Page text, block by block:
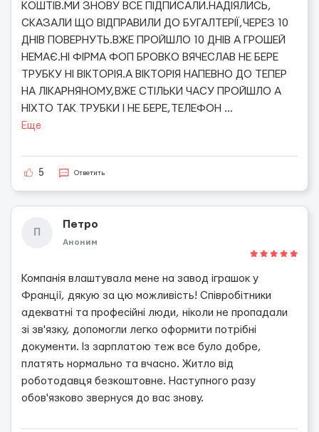
КОШТІВ.МИ ЗНОВУ ВСЕ ПІДПИСАЛИ.НАДІЯЛИСЬ,
СКАЗАЛИ ЩО ВІДПРАВИЛИ ДО БУГАЛТЕРІЇ,ЧЕРЕЗ 10
ДНІВ ПОВЕРНУТЬ.ВЖЕ ПРОЙШЛО 10 ДНІВ А ГРОШЕЙ
НЕМАЄ.НІ ФІРМА ФОП БРОВКО ВЯЧЕСЛАВ НЕ БЕРЕ
ТРУБКУ НІ ВІКТОРІЯ.А ВІКТОРІЯ НАПЕВНО ДО ТЕПЕР
НА ЛІКАРНЯНОМУ,ВЖЕ СТІЛЬКИ ЧАСУ ПРОЙШЛО А
НІХТО ТАК ТРУБКИ І НЕ БЕРЕ,ТЕЛЕФОН ...
Еще
5 Ответить
П
Петро
Аноним
Компанія влаштувала мене на завод іграшок у
Франції, дякую за цю можливість! Співробітники
адекватні та професійні люди, ніколи не пропадали
зі зв'язку, допомогли легко оформити потрібні
документи. Із зарплатою теж все було добре,
платять нормально та вчасно. Житло від
роботодавця безкоштовне. Наступного разу
обов'язково звернуся до вас знову.